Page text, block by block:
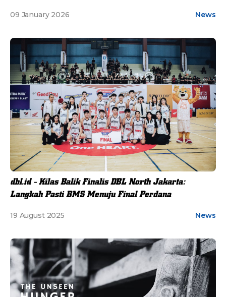
09 January 2026 News
dbl.id - Kilas Balik Finalis DBL North Jakarta:
Langkah Pasti BMS Menuju Final Perdana
19 August 2025 News